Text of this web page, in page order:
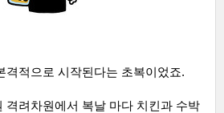
격적으로 시작된다는 초복이었죠.
격려차원에서 복날 마다 치킨과 수박